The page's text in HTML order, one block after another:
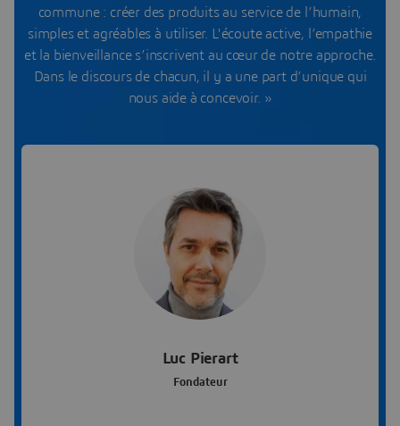
commune : créer des produits au service de l’humain,
simples et agréables à utiliser. L'écoute active, l’empathie
et la bienveillance s’inscrivent au cœur de notre approche.
Dans le discours de chacun, il y a une part d’unique qui
nous aide à concevoir. »
Luc Pierart
Fondateur